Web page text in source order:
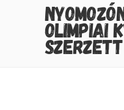
OLIMPIAI